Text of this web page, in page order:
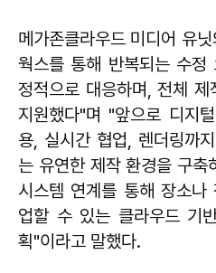
메가존클라우드 미디어 유
웍스를 통해 반복되는 수
정적으로 대응하며, 전체
지원했다"며 "앞으로 디지
용, 실시간 협업, 렌더링까
는 유연한 제작 환경을 구축
시스템 연계를 통해 장소
업할 수 있는 클라우드 기
획"이라고 말했다.